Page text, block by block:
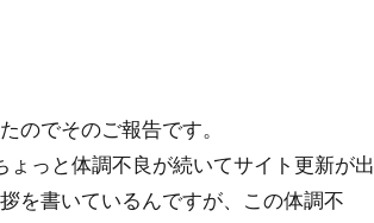
のでそのご報告です。
っと体調不良が続いてサイト更新が出
を書いているんですが、この体調不